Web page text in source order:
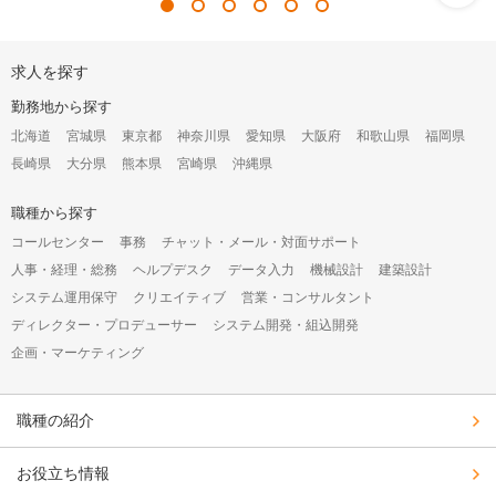
ー
ン
構
成
オ
シ
ン
求人を探す
勤務地から探す
北海道 宮城県 東京都 神奈川県 愛知県 大阪府 和歌山県
福岡県
長崎県
大分県 熊本県 宮崎県 沖縄県
職種から探す
コールセンター 事務
チャット・メール・対面サポート
人事・経理・総務
ヘルプデスク データ入力 機械設計
建築設計
システム運用保守
クリエイティブ
営業・コンサルタント
ディレクター・プロデューサー
システム開発・組込開発
企画・マーケティング
職種の紹介
お役立ち情報